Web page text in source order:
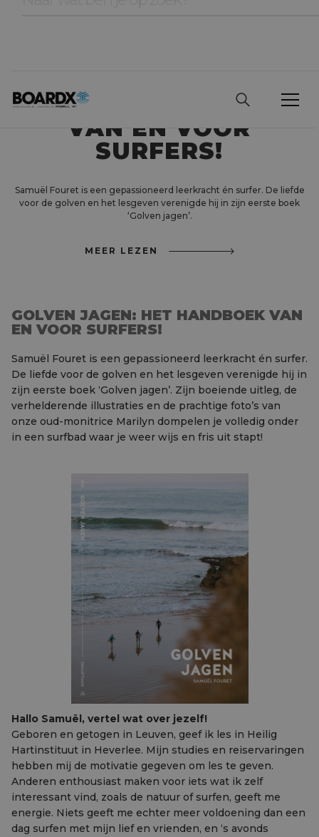
HET HANDBOEK
VAN EN VOOR
SURFERS!
Samuël Fouret is een gepassioneerd leerkracht én surfer. De liefde
voor de golven en het lesgeven verenigde hij in zijn eerste boek
‘Golven jagen’.
MEER LEZEN
GOLVEN JAGEN: HET HANDBOEK VAN
EN VOOR SURFERS!
Samuël Fouret is een gepassioneerd leerkracht én surfer.
De liefde voor de golven en het lesgeven verenigde hij in
zijn eerste boek ‘Golven jagen’. Zijn boeiende uitleg, de
verhelderende illustraties en de prachtige foto’s van
onze oud-monitrice Marilyn dompelen je volledig onder
in een surfbad waar je weer wijs en fris uit stapt!
Hallo Samuël, vertel wat over jezelf!
Geboren en getogen in Leuven, geef ik les in Heilig
Hartinstituut in Heverlee. Mijn studies en reiservaringen
hebben mij de motivatie gegeven om les te geven.
Anderen enthousiast maken voor iets wat ik zelf
interessant vind, zoals de natuur of surfen, geeft me
energie. Niets geeft me echter meer voldoening dan een
dag surfen met mijn lief en vrienden, en ‘s avonds